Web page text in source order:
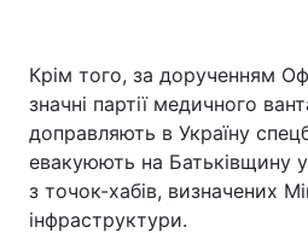
Крім того, за дорученням
значні партії медичного
доправляють в Україну
евакуюють на Батьківщину
з точок-хабів, визначених
інфраструктури.